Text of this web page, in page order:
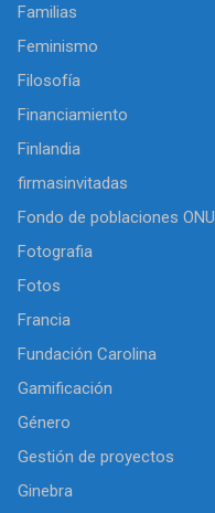
Familias
Feminismo
Filosofía
Financiamiento
Finlandia
firmasinvitadas
Fondo de poblaciones ONU
Fotografia
Fotos
Francia
Fundación Carolina
Gamificación
Género
Gestión de proyectos
Ginebra